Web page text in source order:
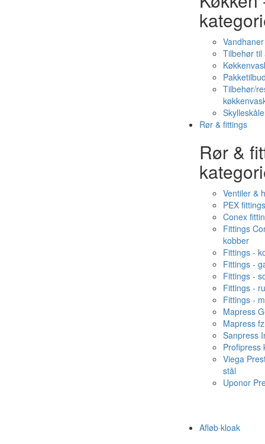
Vandhaner
Tilbehør
Tilbehør/
Rør & fittings
Rør &
Ventiler &
PEX fittings
Conex
Fittings
kobber
Fittings -
Fittings -
Fittings -
Fittings -
Fittings -
Mapress
Mapress fz
Sanpress
Profipress
Viega
stål
Uponor
Afløb·kloak